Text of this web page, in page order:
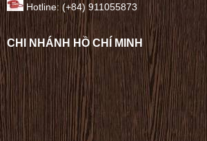
Hotline: (+84) 911055873
CHI NHÁNH HỒ CHÍ MINH